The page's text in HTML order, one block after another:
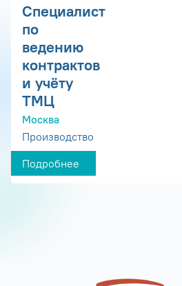
Специалист
по
ведению
контрактов
и учёту
ТМЦ
Москва
Производство
Подробнее